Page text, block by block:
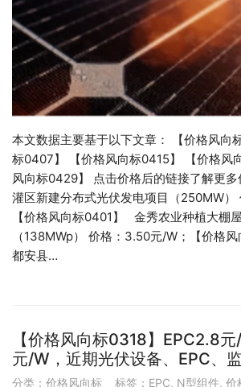
本文数据主要基于以下文章： 【价格风向
标0407】 【价格风向标0415】 【价格风
风向标0429】 点击价格后的链接了解更多
灌区新建分布式光伏发电项目（250MW）
【价格风向标0401】 金秀农业种植大棚
（138MWp） 价格：3.50元/W；【价格
都安县…
【价格风向标0318】EPC2.8
元/W，近期光伏设备、EPC、
分类： 价格风向标 标签： EPC, N型组件, 价